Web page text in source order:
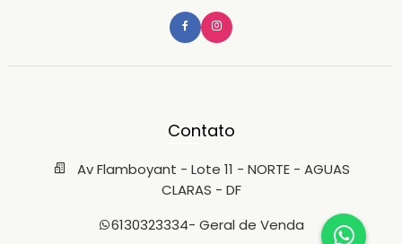
Contato
Av Flamboyant - Lote 11 - NORTE - AGUAS
CLARAS - DF
6130323334- Geral de Venda